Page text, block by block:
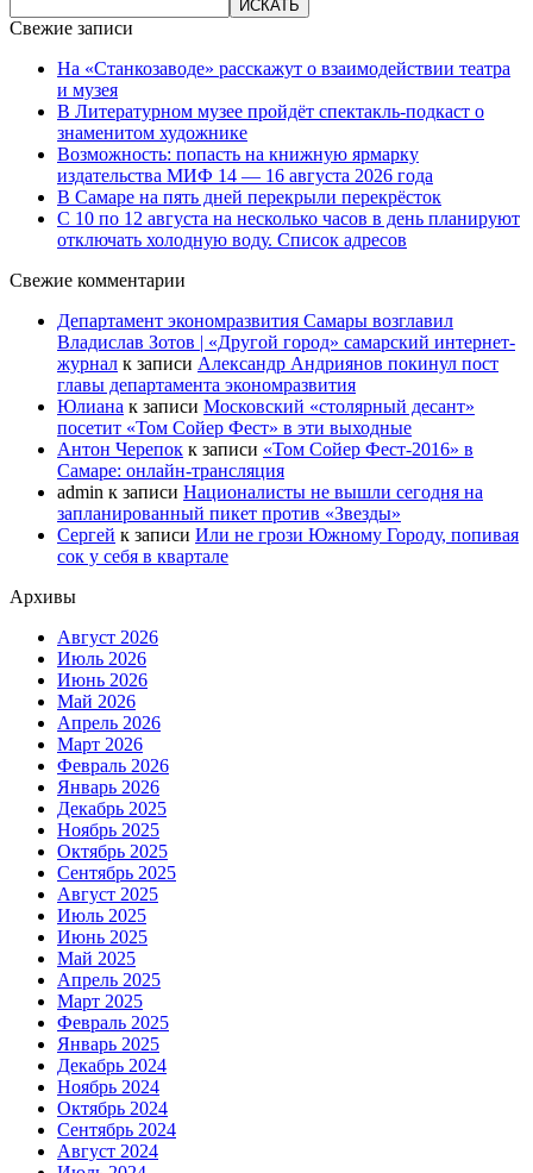
Свежие записи
На «Станкозаводе» расскажут о взаимодействии театра
и музея
В Литературном музее пройдёт спектакль-подкаст о
знаменитом художнике
Возможность: попасть на книжную ярмарку
издательства МИФ 14 — 16 августа 2026 года
В Самаре на пять дней перекрыли перекрёсток
С 10 по 12 августа на несколько часов в день планируют
отключать холодную воду. Список адресов
Свежие комментарии
Департамент экономразвития Самары возглавил
Владислав Зотов | «Другой город» самарский интернет-
журнал к записи Александр Андриянов покинул пост
главы департамента экономразвития
Юлиана к записи Московский «столярный десант»
посетит «Том Сойер Фест» в эти выходные
Антон Черепок к записи «Том Сойер Фест-2016» в
Самаре: онлайн-трансляция
admin к записи Националисты не вышли сегодня на
запланированный пикет против «Звезды»
Сергей к записи Или не грози Южному Городу, попивая
сок у себя в квартале
Архивы
Август 2026
Июль 2026
Июнь 2026
Май 2026
Апрель 2026
Март 2026
Февраль 2026
Январь 2026
Декабрь 2025
Ноябрь 2025
Октябрь 2025
Сентябрь 2025
Август 2025
Июль 2025
Июнь 2025
Май 2025
Апрель 2025
Март 2025
Февраль 2025
Январь 2025
Декабрь 2024
Ноябрь 2024
Октябрь 2024
Сентябрь 2024
Август 2024